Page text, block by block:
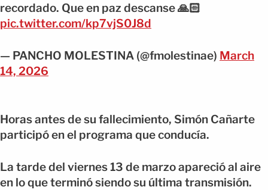
recordado. Que en paz descanse 🙏🏻
pic.twitter.com/kp7vjS0J8d
— PANCHO MOLESTINA (@fmolestinae) March
14, 2026
Horas antes de su fallecimiento, Simón Cañarte
participó en el programa que conducía.
La tarde del viernes 13 de marzo apareció al aire
en lo que terminó siendo su última transmisión.